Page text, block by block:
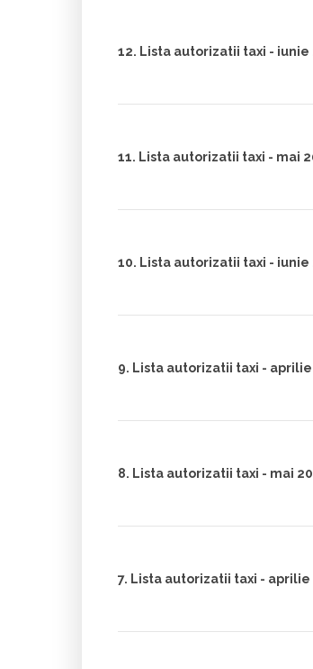
12. Lista autorizatii taxi - iunie
11. Lista autorizatii taxi - mai
10. Lista autorizatii taxi - iunie
9. Lista autorizatii taxi - aprilie
8. Lista autorizatii taxi - mai
7. Lista autorizatii taxi - aprilie